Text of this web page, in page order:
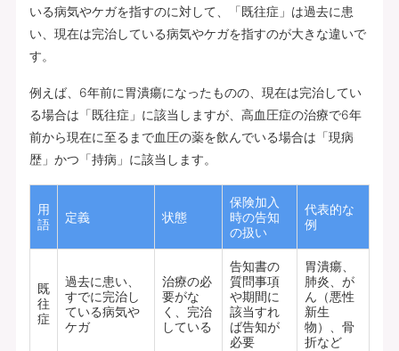
いる病気やケガを指すのに対して、「既往症」は過去に患
い、現在は完治している病気やケガを指すのが大きな違いで
す。
例えば、6年前に胃潰瘍になったものの、現在は完治してい
る場合は「既往症」に該当しますが、高血圧症の治療で6年
前から現在に至るまで血圧の薬を飲んでいる場合は「現病
歴」かつ「持病」に該当します。
用
語
定義 状態
保険加入
時の告知
の扱い
代表的な
例
既
往
症
過去に患い、
すでに完治し
ている病気や
ケガ
治療の必
要がな
く、完治
している
告知書の
質問事項
や期間に
該当すれ
ば告知が
必要
胃潰瘍、
肺炎、が
ん（悪性
新生
物）、骨
折など